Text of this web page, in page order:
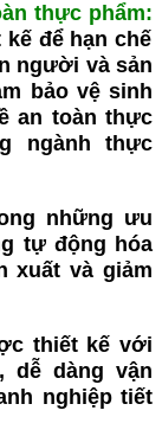
thực phẩm:
để hạn chế
người và sản
bảo vệ sinh
an toàn thực
ngành thực
những ưu
tự động hóa
xuất và giảm
thiết kế với
dễ dàng vận
nghiệp tiết